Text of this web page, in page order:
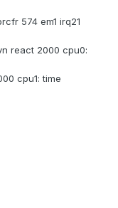
574 em1 irq21
react 2000 cpu0:
cpu1: time